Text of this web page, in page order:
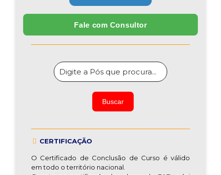
Fale com Consultor
CERTIFICAÇÃO
O Certificado de Conclusão de Curso é válido
em todo o território nacional.